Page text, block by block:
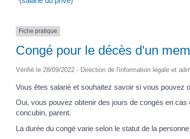
Fiche pratique
Congé pour le décès d'un
Vérifié le 28/09/2022 - Direction de l'information légale et
Vous êtes salarié et souhaitez savoir si vous pouvez
Oui, vous pouvez obtenir des jours de congés en
concubin, parent.
La durée du congé varie selon le statut de la